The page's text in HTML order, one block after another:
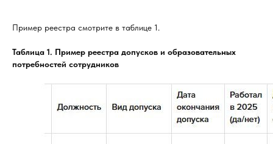
Пример реестра смотрите в таблице 1.
Таблица 1. Пример реестра допусков и образовательных
потребностей сотрудников